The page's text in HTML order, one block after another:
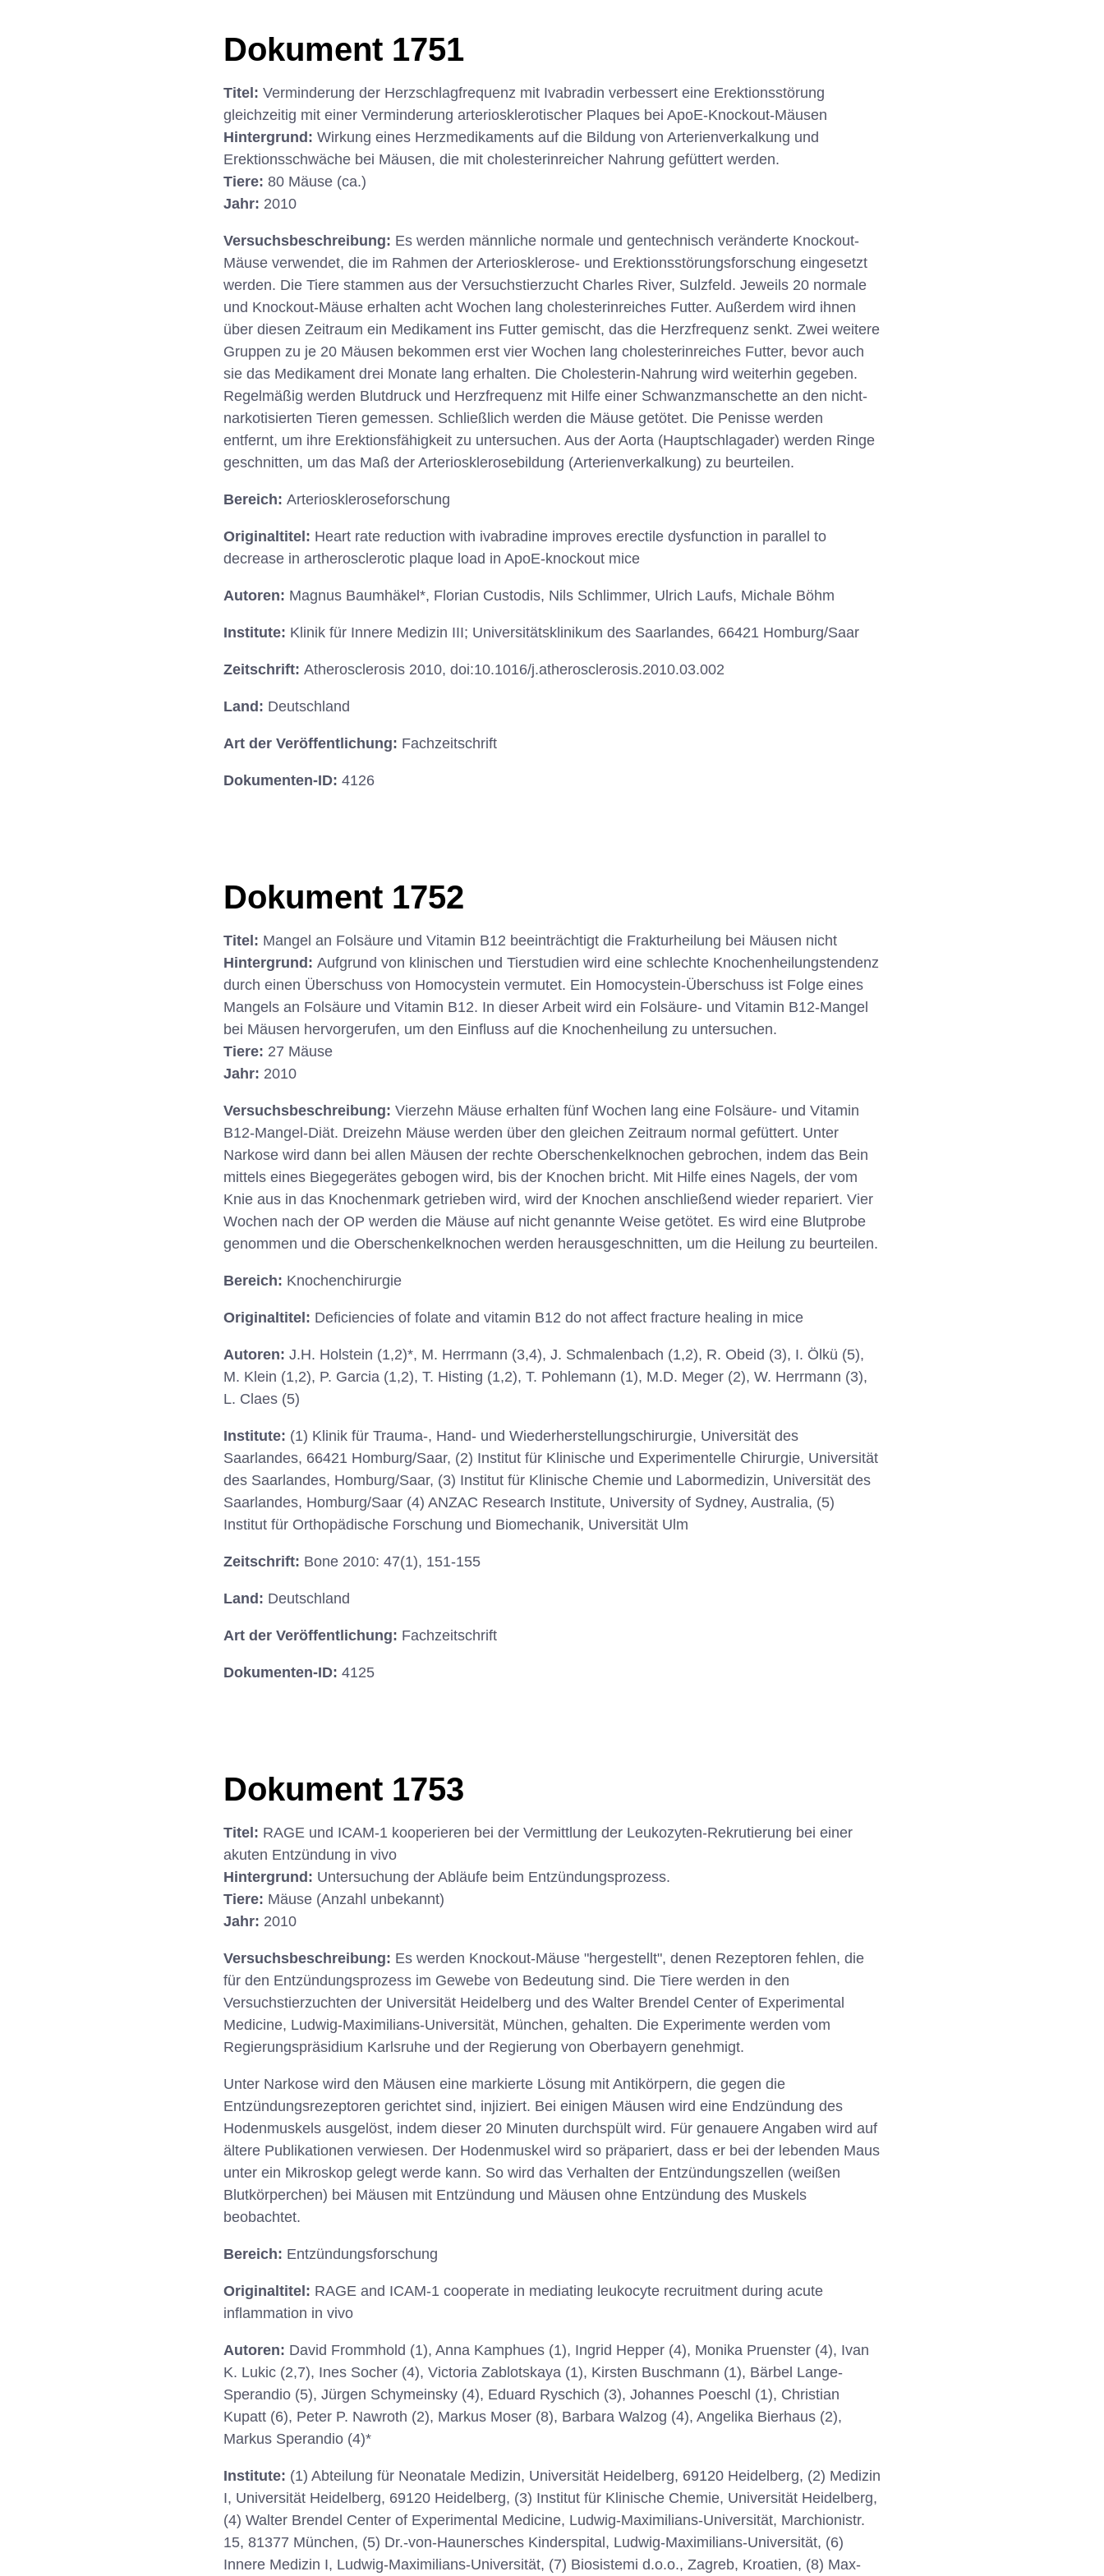
Dokument 1751
Titel: Verminderung der Herzschlagfrequenz mit Ivabradin verbessert eine Erektionsstörung
gleichzeitig mit einer Verminderung arteriosklerotischer Plaques bei ApoE-Knockout-Mäusen
Hintergrund: Wirkung eines Herzmedikaments auf die Bildung von Arterienverkalkung und
Erektionsschwäche bei Mäusen, die mit cholesterinreicher Nahrung gefüttert werden.
Tiere: 80 Mäuse (ca.)
Jahr: 2010
Versuchsbeschreibung: Es werden männliche normale und gentechnisch veränderte Knockout-
Mäuse verwendet, die im Rahmen der Arteriosklerose- und Erektionsstörungsforschung eingesetzt
werden. Die Tiere stammen aus der Versuchstierzucht Charles River, Sulzfeld. Jeweils 20 normale
und Knockout-Mäuse erhalten acht Wochen lang cholesterinreiches Futter. Außerdem wird ihnen
über diesen Zeitraum ein Medikament ins Futter gemischt, das die Herzfrequenz senkt. Zwei weitere
Gruppen zu je 20 Mäusen bekommen erst vier Wochen lang cholesterinreiches Futter, bevor auch
sie das Medikament drei Monate lang erhalten. Die Cholesterin-Nahrung wird weiterhin gegeben.
Regelmäßig werden Blutdruck und Herzfrequenz mit Hilfe einer Schwanzmanschette an den nicht-
narkotisierten Tieren gemessen. Schließlich werden die Mäuse getötet. Die Penisse werden
entfernt, um ihre Erektionsfähigkeit zu untersuchen. Aus der Aorta (Hauptschlagader) werden Ringe
geschnitten, um das Maß der Arteriosklerosebildung (Arterienverkalkung) zu beurteilen.
Bereich: Arterioskleroseforschung
Originaltitel: Heart rate reduction with ivabradine improves erectile dysfunction in parallel to
decrease in artherosclerotic plaque load in ApoE-knockout mice
Autoren: Magnus Baumhäkel*, Florian Custodis, Nils Schlimmer, Ulrich Laufs, Michale Böhm
Institute: Klinik für Innere Medizin III; Universitätsklinikum des Saarlandes, 66421 Homburg/Saar
Zeitschrift: Atherosclerosis 2010, doi:10.1016/j.atherosclerosis.2010.03.002
Land: Deutschland
Art der Veröffentlichung: Fachzeitschrift
Dokumenten-ID: 4126
Dokument 1752
Titel: Mangel an Folsäure und Vitamin B12 beeinträchtigt die Frakturheilung bei Mäusen nicht
Hintergrund: Aufgrund von klinischen und Tierstudien wird eine schlechte Knochenheilungstendenz
durch einen Überschuss von Homocystein vermutet. Ein Homocystein-Überschuss ist Folge eines
Mangels an Folsäure und Vitamin B12. In dieser Arbeit wird ein Folsäure- und Vitamin B12-Mangel
bei Mäusen hervorgerufen, um den Einfluss auf die Knochenheilung zu untersuchen.
Tiere: 27 Mäuse
Jahr: 2010
Versuchsbeschreibung: Vierzehn Mäuse erhalten fünf Wochen lang eine Folsäure- und Vitamin
B12-Mangel-Diät. Dreizehn Mäuse werden über den gleichen Zeitraum normal gefüttert. Unter
Narkose wird dann bei allen Mäusen der rechte Oberschenkelknochen gebrochen, indem das Bein
mittels eines Biegegerätes gebogen wird, bis der Knochen bricht. Mit Hilfe eines Nagels, der vom
Knie aus in das Knochenmark getrieben wird, wird der Knochen anschließend wieder repariert. Vier
Wochen nach der OP werden die Mäuse auf nicht genannte Weise getötet. Es wird eine Blutprobe
genommen und die Oberschenkelknochen werden herausgeschnitten, um die Heilung zu beurteilen.
Bereich: Knochenchirurgie
Originaltitel: Deficiencies of folate and vitamin B12 do not affect fracture healing in mice
Autoren: J.H. Holstein (1,2)*, M. Herrmann (3,4), J. Schmalenbach (1,2), R. Obeid (3), I. Ölkü (5),
M. Klein (1,2), P. Garcia (1,2), T. Histing (1,2), T. Pohlemann (1), M.D. Meger (2), W. Herrmann (3),
L. Claes (5)
Institute: (1) Klinik für Trauma-, Hand- und Wiederherstellungschirurgie, Universität des
Saarlandes, 66421 Homburg/Saar, (2) Institut für Klinische und Experimentelle Chirurgie, Universität
des Saarlandes, Homburg/Saar, (3) Institut für Klinische Chemie und Labormedizin, Universität des
Saarlandes, Homburg/Saar (4) ANZAC Research Institute, University of Sydney, Australia, (5)
Institut für Orthopädische Forschung und Biomechanik, Universität Ulm
Zeitschrift: Bone 2010: 47(1), 151-155
Land: Deutschland
Art der Veröffentlichung: Fachzeitschrift
Dokumenten-ID: 4125
Dokument 1753
Titel: RAGE und ICAM-1 kooperieren bei der Vermittlung der Leukozyten-Rekrutierung bei einer
akuten Entzündung in vivo
Hintergrund: Untersuchung der Abläufe beim Entzündungsprozess.
Tiere: Mäuse (Anzahl unbekannt)
Jahr: 2010
Versuchsbeschreibung: Es werden Knockout-Mäuse "hergestellt", denen Rezeptoren fehlen, die
für den Entzündungsprozess im Gewebe von Bedeutung sind. Die Tiere werden in den
Versuchstierzuchten der Universität Heidelberg und des Walter Brendel Center of Experimental
Medicine, Ludwig-Maximilians-Universität, München, gehalten. Die Experimente werden vom
Regierungspräsidium Karlsruhe und der Regierung von Oberbayern genehmigt.
Unter Narkose wird den Mäusen eine markierte Lösung mit Antikörpern, die gegen die
Entzündungsrezeptoren gerichtet sind, injiziert. Bei einigen Mäusen wird eine Endzündung des
Hodenmuskels ausgelöst, indem dieser 20 Minuten durchspült wird. Für genauere Angaben wird auf
ältere Publikationen verwiesen. Der Hodenmuskel wird so präpariert, dass er bei der lebenden Maus
unter ein Mikroskop gelegt werde kann. So wird das Verhalten der Entzündungszellen (weißen
Blutkörperchen) bei Mäusen mit Entzündung und Mäusen ohne Entzündung des Muskels
beobachtet.
Bereich: Entzündungsforschung
Originaltitel: RAGE and ICAM-1 cooperate in mediating leukocyte recruitment during acute
inflammation in vivo
Autoren: David Frommhold (1), Anna Kamphues (1), Ingrid Hepper (4), Monika Pruenster (4), Ivan
K. Lukic (2,7), Ines Socher (4), Victoria Zablotskaya (1), Kirsten Buschmann (1), Bärbel Lange-
Sperandio (5), Jürgen Schymeinsky (4), Eduard Ryschich (3), Johannes Poeschl (1), Christian
Kupatt (6), Peter P. Nawroth (2), Markus Moser (8), Barbara Walzog (4), Angelika Bierhaus (2),
Markus Sperandio (4)*
Institute: (1) Abteilung für Neonatale Medizin, Universität Heidelberg, 69120 Heidelberg, (2) Medizin
I, Universität Heidelberg, 69120 Heidelberg, (3) Institut für Klinische Chemie, Universität Heidelberg,
(4) Walter Brendel Center of Experimental Medicine, Ludwig-Maximilians-Universität, Marchionistr.
15, 81377 München, (5) Dr.-von-Haunersches Kinderspital, Ludwig-Maximilians-Universität, (6)
Innere Medizin I, Ludwig-Maximilians-Universität, (7) Biosistemi d.o.o., Zagreb, Kroatien, (8) Max-